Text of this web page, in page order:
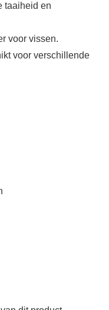
taaiheid en
voor vissen.
voor verschillende